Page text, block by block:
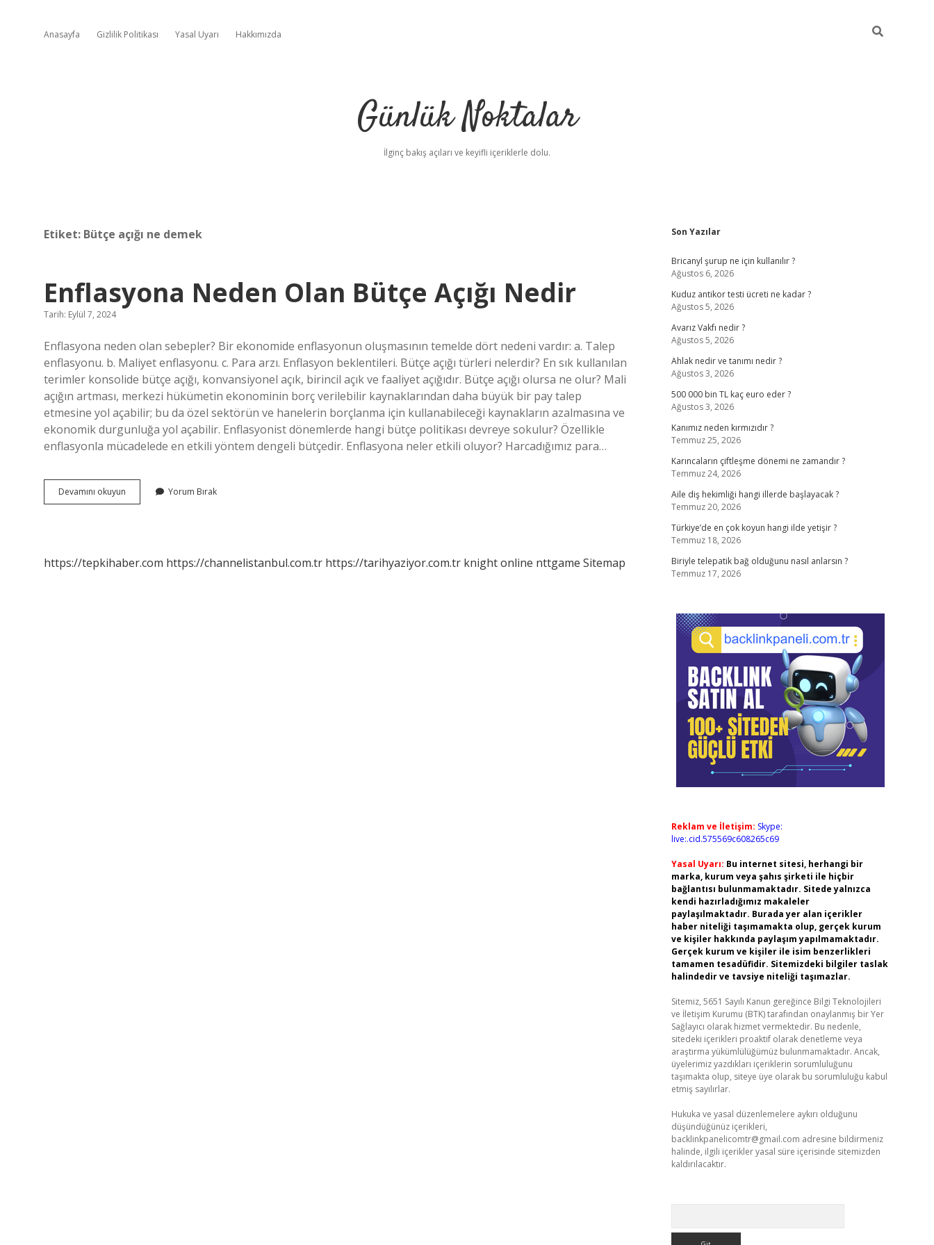
Anasayfa Gizlilik Politikası Yasal Uyarı Hakkımızda
Günlük Noktalar
İlginç bakış açıları ve keyifli içeriklerle dolu.
Etiket: Bütçe açığı ne demek
Enflasyona Neden Olan Bütçe Açığı Nedir
Tarih: Eylül 7, 2024
Enflasyona neden olan sebepler? Bir ekonomide enflasyonun oluşmasının temelde dört nedeni vardır: a. Talep
enflasyonu. b. Maliyet enflasyonu. c. Para arzı. Enflasyon beklentileri. Bütçe açığı türleri nelerdir? En sık kullanılan
terimler konsolide bütçe açığı, konvansiyonel açık, birincil açık ve faaliyet açığıdır. Bütçe açığı olursa ne olur? Mali
açığın artması, merkezi hükümetin ekonominin borç verilebilir kaynaklarından daha büyük bir pay talep
etmesine yol açabilir; bu da özel sektörün ve hanelerin borçlanma için kullanabileceği kaynakların azalmasına ve
ekonomik durgunluğa yol açabilir. Enflasyonist dönemlerde hangi bütçe politikası devreye sokulur? Özellikle
enflasyonla mücadelede en etkili yöntem dengeli bütçedir. Enflasyona neler etkili oluyor? Harcadığımız para…
Devamını okuyun Enflasyona
Neden
Yorum Bırak
https://tepkihaber.com https://channelistanbul.com.tr https://tarihyaziyor.com.tr knight online nttgame Sitemap
Sidebar
Son Yazılar
Bricanyl şurup ne için kullanılır ?
Ağustos 6, 2026
Kuduz antikor testi ücreti ne kadar ?
Ağustos 5, 2026
Avarız Vakfı nedir ?
Ağustos 5, 2026
Ahlak nedir ve tanımı nedir ?
Ağustos 3, 2026
500 000 bin TL kaç euro eder ?
Ağustos 3, 2026
Kanımız neden kırmızıdır ?
Temmuz 25, 2026
Karıncaların çiftleşme dönemi ne zamandır ?
Temmuz 24, 2026
Aile diş hekimliği hangi illerde başlayacak ?
Temmuz 20, 2026
Türkiye’de en çok koyun hangi ilde yetişir ?
Temmuz 18, 2026
Biriyle telepatik bağ olduğunu nasıl anlarsın ?
Temmuz 17, 2026
Reklam ve İletişim: Skype:
live:.cid.575569c608265c69
Yasal Uyarı: Bu internet sitesi, herhangi bir
marka, kurum veya şahıs şirketi ile hiçbir
bağlantısı bulunmamaktadır. Sitede yalnızca
kendi hazırladığımız makaleler
paylaşılmaktadır. Burada yer alan içerikler
haber niteliği taşımamakta olup, gerçek kurum
ve kişiler hakkında paylaşım yapılmamaktadır.
Gerçek kurum ve kişiler ile isim benzerlikleri
tamamen tesadüfidir. Sitemizdeki bilgiler taslak
halindedir ve tavsiye niteliği taşımazlar.
Sitemiz, 5651 Sayılı Kanun gereğince Bilgi Teknolojileri
ve İletişim Kurumu (BTK) tarafından onaylanmış bir Yer
Sağlayıcı olarak hizmet vermektedir. Bu nedenle,
sitedeki içerikleri proaktif olarak denetleme veya
araştırma yükümlülüğümüz bulunmamaktadır. Ancak,
üyelerimiz yazdıkları içeriklerin sorumluluğunu
taşımakta olup, siteye üye olarak bu sorumluluğu kabul
etmiş sayılırlar.
Hukuka ve yasal düzenlemelere aykırı olduğunu
düşündüğünüz içerikleri,
backlinkpanelicomtr@gmail.com adresine bildirmeniz
halinde, ilgili içerikler yasal süre içerisinde sitemizden
kaldırılacaktır.
vdcasino güncel giriş